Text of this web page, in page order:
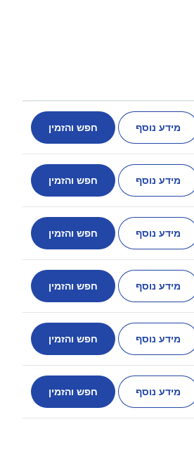
מידע נוסף חפש והזמין
מידע נוסף חפש והזמין
מידע נוסף חפש והזמין
מידע נוסף חפש והזמין
מידע נוסף חפש והזמין
מידע נוסף חפש והזמין